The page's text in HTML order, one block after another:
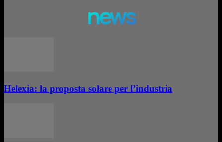
news
Helexia: la proposta solare per l’industria